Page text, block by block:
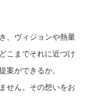
、ヴィジョンや熱量
こまでそれに近づけ
案ができるか。
せん。その想いをお